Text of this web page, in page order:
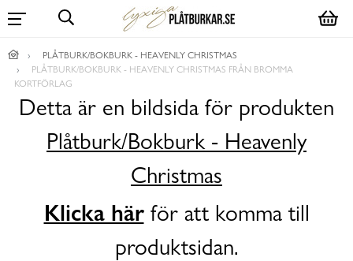
PLÅTBURK/BOKBURK - HEAVENLY CHRISTMAS
PLÅTBURK/BOKBURK - HEAVENLY CHRISTMAS FRÅN BROMMA
KORTFÖRLAG
Detta är en bildsida för produkten
Plåtburk/Bokburk - Heavenly
Christmas
Klicka härför att komma till
produktsidan.